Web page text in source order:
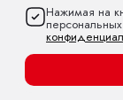
Нажимая на